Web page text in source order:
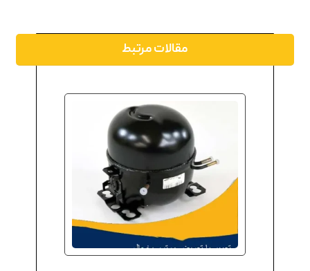
مقالات مرتبط